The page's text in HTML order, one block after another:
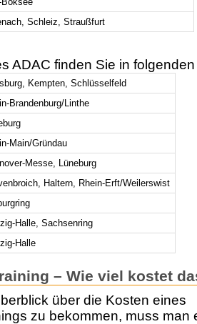
Schleiz, Straußfurt
ADAC finden Sie in
Kempten, Schlüsselfeld
Brandenburg/Linthe
Main/Gründau
Messe, Lüneburg
Haltern, Rhein-Erft/Weilerswist
Halle, Sachsenring
Halle
– Wie viel kostet
über die Kosten eines
zu bekommen, muss man